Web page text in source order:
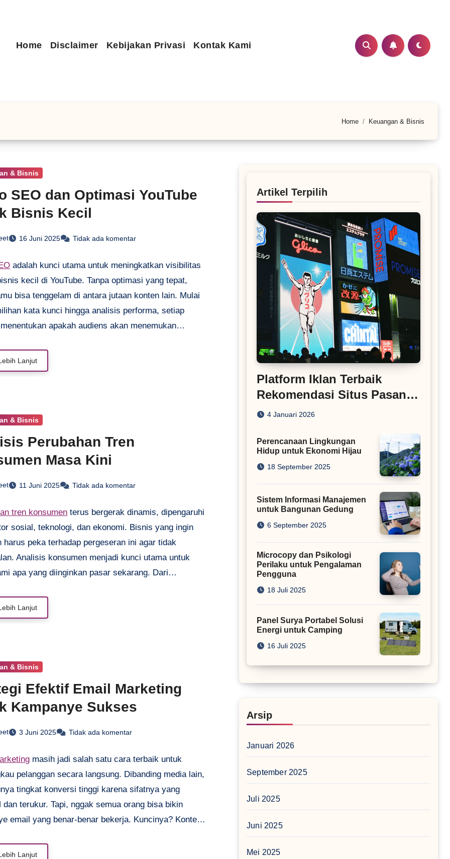
Home Disclaimer Kebijakan Privasi Kontak Kami
Home Keuangan & Bisnis
& Bisnis
SEO dan Optimasi YouTube
Bisnis Kecil
16 Juni 2025 Tidak ada komentar
adalah kunci utama untuk meningkatkan visibilitas
kecil di YouTube. Tanpa optimasi yang tepat,
bisa tenggelam di antara jutaan konten lain. Mulai
kata kunci hingga analisis performa, setiap
apakah audiens akan menemukan
lebih banyak calon pelanggan tanpa biaya besar.
akan membahas cara praktis mengoptimalkan video
Lanjut
& Bisnis
Perubahan Tren
Masa Kini
11 Juni 2025 Tidak ada komentar
tren konsumen terus bergerak dinamis, dipengaruhi
sosial, teknologi, dan ekonomi. Bisnis yang ingin
harus peka terhadap pergeseran ini agar tidak
Analisis konsumen menjadi kunci utama untuk
apa yang diinginkan pasar sekarang. Dari
berubah cepat. Tidak hanya tentang produk, tapi
dan nilai yang ditawarkan. Jika kamu terjun di
membaca pola ini dan mengambil tindakan tepat.
Lanjut
& Bisnis
Efektif Email Marketing
Kampanye Sukses
3 Juni 2025 Tidak ada komentar
masih jadi salah satu cara terbaik untuk
pelanggan secara langsung. Dibanding media lain,
tingkat konversi tinggi karena sifatnya yang
dan terukur. Tapi, nggak semua orang bisa bikin
email yang benar-benar bekerja. Kuncinya? Konten
mau hasil maksimal, kamu harus paham betul
Lanjut
Artikel Terpilih
Platform Iklan Terbaik
Rekomendasi Situs Pasang
Iklan
4 Januari 2026
Perencanaan Lingkungan
Hidup untuk Ekonomi Hijau
18 September 2025
Sistem Informasi Manajemen
untuk Bangunan Gedung
6 September 2025
Microcopy dan Psikologi
Perilaku untuk Pengalaman
Pengguna
18 Juli 2025
Panel Surya Portabel Solusi
Energi untuk Camping
16 Juli 2025
Arsip
Januari 2026
September 2025
Juli 2025
Juni 2025
Mei 2025